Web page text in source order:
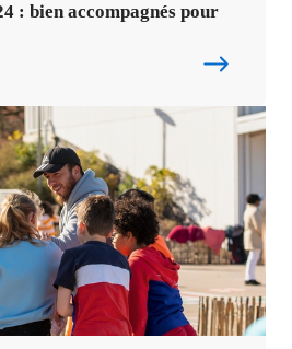
: bien accompagnés pour